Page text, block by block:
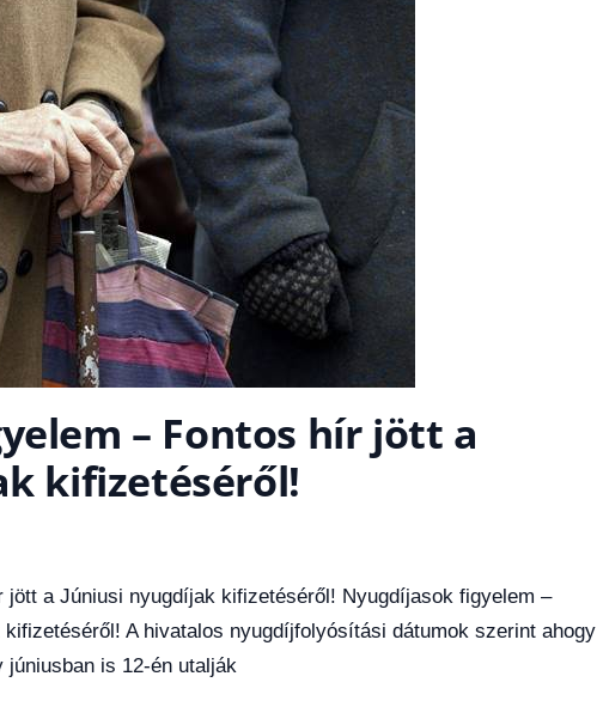
– Fontos hír jött a
kifizetéséről!
a Júniusi nyugdíjak kifizetéséről! Nyugdíjasok figyelem –
A hivatalos nyugdíjfolyósítási dátumok szerint ahogy
júniusban is 12-én utalják